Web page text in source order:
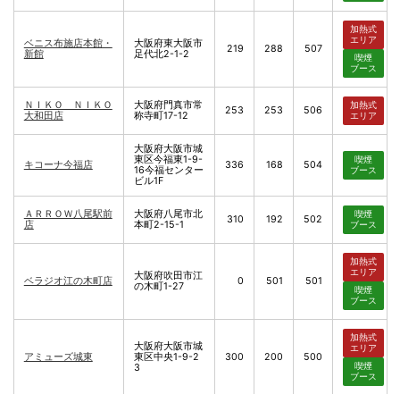
ベニス布施店本館・
新館
大阪府東大阪市
足代北2-1-2
219 288 507
加熱式
エリア
喫煙
ブース
ＮＩＫＯ ＮＩＫＯ
大和田店
大阪府門真市常
称寺町17-12
253 253 506
加熱式
エリア
キコーナ今福店
大阪府大阪市城
東区今福東1-9-
16今福センター
ビル1F
336 168 504
喫煙
ブース
ＡＲＲＯＷ八尾駅前
店
大阪府八尾市北
本町2-15-1
310 192 502
喫煙
ブース
ベラジオ江の木町店
大阪府吹田市江
の木町1-27
0 501 501
加熱式
エリア
喫煙
ブース
アミューズ城東
大阪府大阪市城
東区中央1-9-2
3
300 200 500
加熱式
エリア
喫煙
ブース